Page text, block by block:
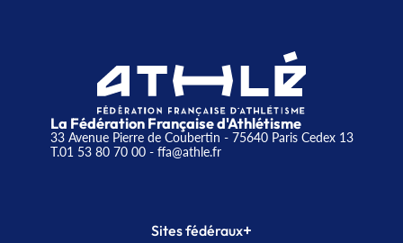
La Fédération Française d'Athlétisme
33 Avenue Pierre de Coubertin - 75640 Paris Cedex 13
T.01 53 80 70 00- ffa@athle.fr
Sites fédéraux+